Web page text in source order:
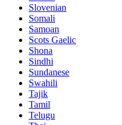
Slovenian
Somali
Samoan
Scots Gaelic
Shona
Sindhi
Sundanese
Swahili
Tajik
Tamil
Telugu